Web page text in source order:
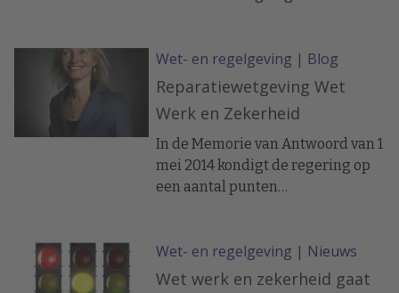
houden over het wetsvoorstel Wet
werk en zekerheid.
Wet- en regelgeving | Blog
Reparatiewetgeving Wet
Werk en Zekerheid
In de Memorie van Antwoord van 1
mei 2014 kondigt de regering op
een aantal punten
Wet- en regelgeving | Nieuws
Wet werk en zekerheid gaat